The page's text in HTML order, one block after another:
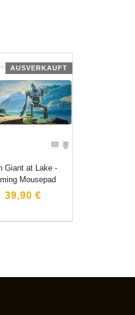
AUSVERKAUFT
Giant at Lake -
Mousepad
39,90 €